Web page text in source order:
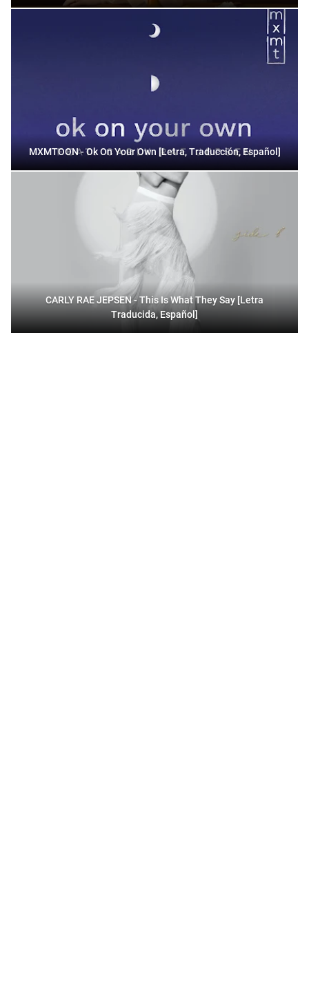
MXMTOON - Ok On Your Own [Letra, Traducción, Español]
CARLY RAE JEPSEN - This Is What They Say [Letra
Traducida, Español]